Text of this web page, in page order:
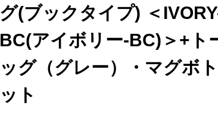
以下
以上
グ(ブックタイプ) ＜
BC(アイボリー-BC)＞+ト
ッグ（グレー）・マグボ
ット